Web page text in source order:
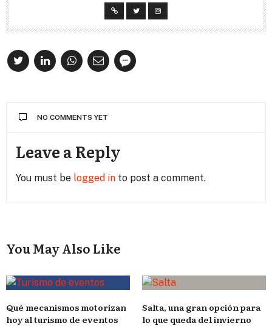
NO COMMENTS YET
Leave a Reply
You must be logged in to post a comment.
You May Also Like
Qué mecanismos motorizan
hoy al turismo de eventos
Salta, una gran opción para
lo que queda del invierno